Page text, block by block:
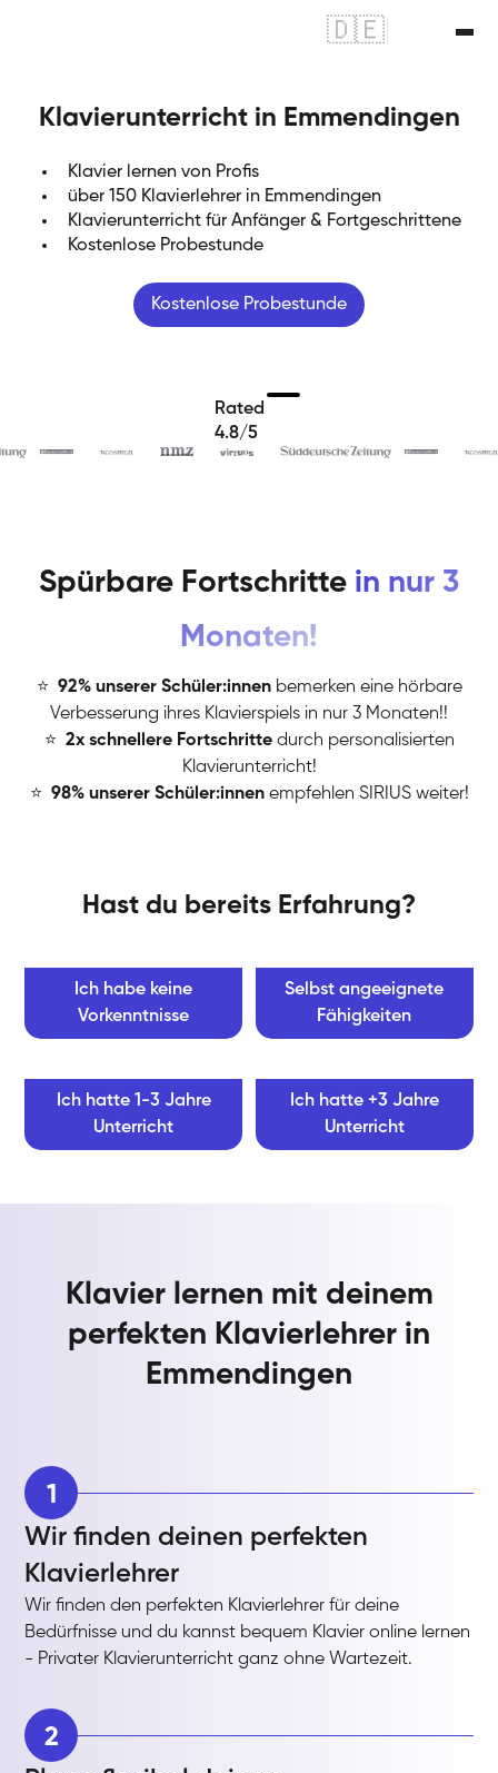
🇩🇪
Klavierunterricht in Emmendingen
Klavier lernen von Profis
über 150 Klavierlehrer in Emmendingen
Klavierunterricht für Anfänger & Fortgeschrittene
Kostenlose Probestunde
Kostenlose Probestunde
Rated
4.8/5
Spürbare Fortschritte in nur 3
Monaten!
⭐ 92% unserer Schüler:innen bemerken eine hörbare
Verbesserung ihres Klavierspiels in nur 3 Monaten!!
⭐ 2x schnellere Fortschritte durch personalisierten
Klavierunterricht!
⭐ 98% unserer Schüler:innen empfehlen SIRIUS weiter!
Hast du bereits Erfahrung?
Ich habe keine
Vorkenntnisse
Selbst angeeignete
Fähigkeiten
Ich hatte 1-3 Jahre
Unterricht
Ich hatte +3 Jahre
Unterricht
Klavier lernen mit deinem
perfekten Klavierlehrer in
Emmendingen
1
Wir finden deinen perfekten
Klavierlehrer
Wir finden den perfekten Klavierlehrer für deine
Bedürfnisse und du kannst bequem Klavier online lernen
- Privater Klavierunterricht ganz ohne Wartezeit.
2